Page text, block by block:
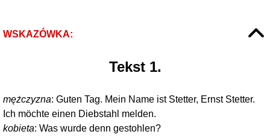
WSKAZÓWKA:
Tekst 1.
mężczyzna: Guten Tag. Mein Name ist Stetter, Ernst Stetter.
Ich möchte einen Diebstahl melden.
kobieta: Was wurde denn gestohlen?